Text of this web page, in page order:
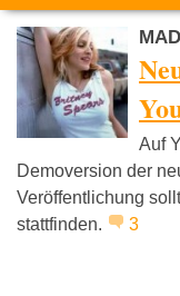
Auf
Demoversion der
Veröffentlichung
stattfinden.
3